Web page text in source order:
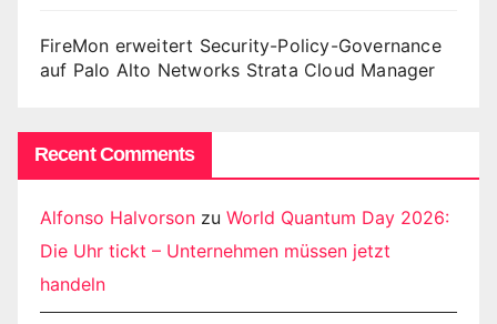
FireMon erweitert Security-Policy-Governance
auf Palo Alto Networks Strata Cloud Manager
Recent Comments
Alfonso Halvorson zu World Quantum Day 2026:
Die Uhr tickt – Unternehmen müssen jetzt
handeln